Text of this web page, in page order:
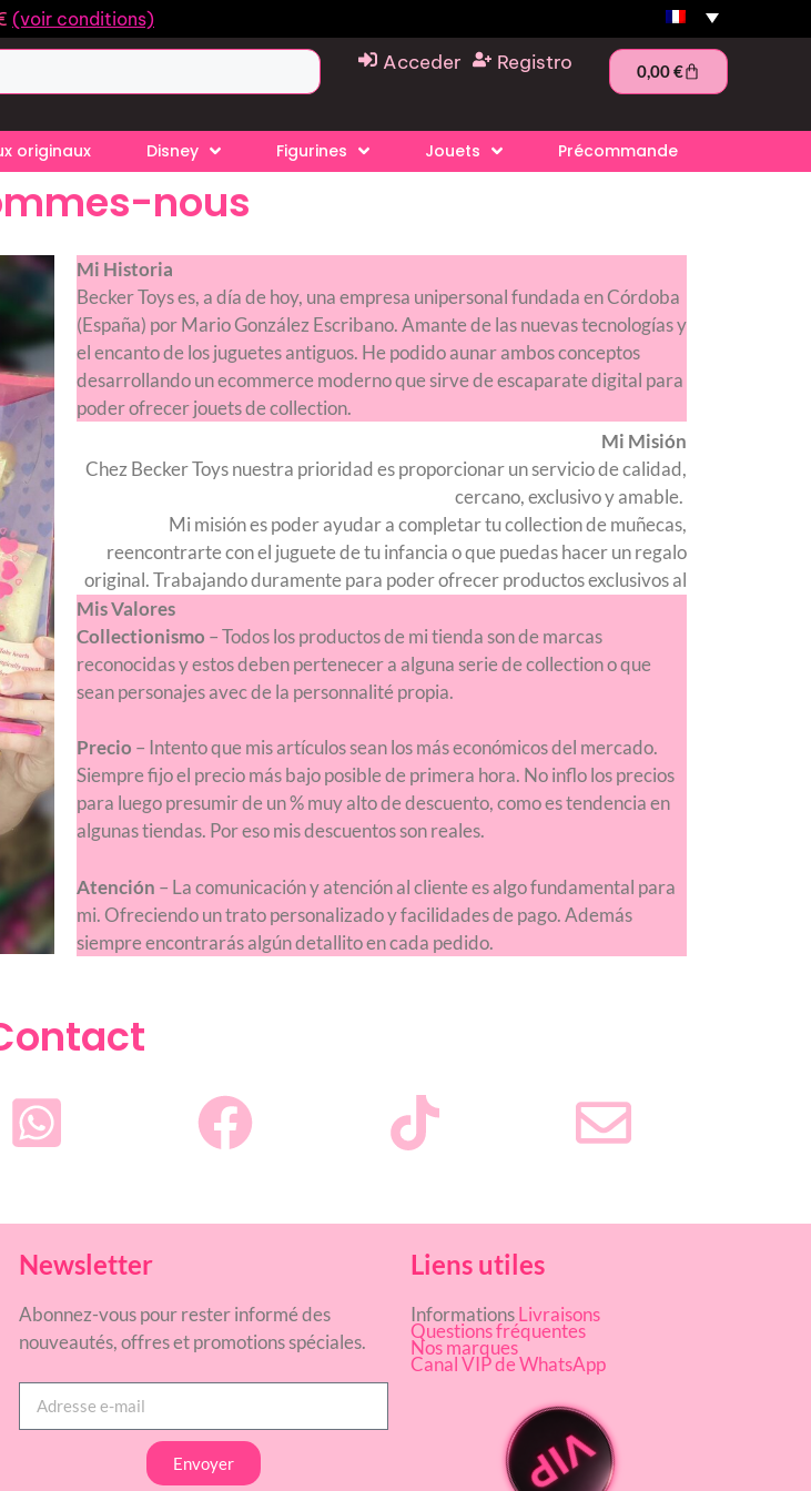
(voir conditions)
Acceder Registro 0,00€
originaux Disney Figurines Jouets Précommande
nous
Mi Historia
Becker Toys es, a día de hoy, una empresa unipersonal fundada en Córdoba
(España) por Mario González Escribano. Amante de las nuevas tecnologías y
el encanto de los juguetes antiguos. He podido aunar ambos conceptos
desarrollando un ecommerce moderno que sirve de escaparate digital para
poder ofrecer jouets de collection.
Mi Misión
Chez Becker Toys nuestra prioridad es proporcionar un servicio de calidad,
cercano, exclusivo y amable.
Mi misión es poder ayudar a completar tu collection de muñecas,
reencontrarte con el juguete de tu infancia o que puedas hacer un regalo
original. Trabajando duramente para poder ofrecer productos exclusivos al
Mis Valores
Collectionismo – Todos los productos de mi tienda son de marcas
reconocidas y estos deben pertenecer a alguna serie de collection o que
sean personajes avec de la personnalité propia.
Precio – Intento que mis artículos sean los más económicos del mercado.
Siempre fijo el precio más bajo posible de primera hora. No inflo los precios
para luego presumir de un % muy alto de descuento, como es tendencia en
algunas tiendas. Por eso mis descuentos son reales.
Atención – La comunicación y atención al cliente es algo fundamental para
mi. Ofreciendo un trato personalizado y facilidades de pago. Además
siempre encontrarás algún detallito en cada pedido.
Newsletter
Abonnez-vous pour rester informé des
nouveautés, offres et promotions spéciales.
Envoyer
Liens utiles
InformationsLivraisons
Questions fréquentes
Nos marques
Canal VIP de WhatsApp